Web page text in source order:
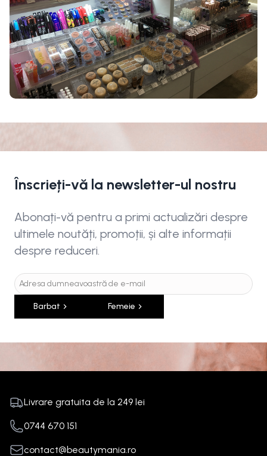
Înscrieți-vă la newsletter-ul nostru
Abonați-vă pentru a primi actualizări despre
ultimele noutăți, promoții, și alte informații
despre reduceri.
Barbat Femeie
Livrare gratuita de la 249 lei
0744 670 151
contact@beautymania.ro